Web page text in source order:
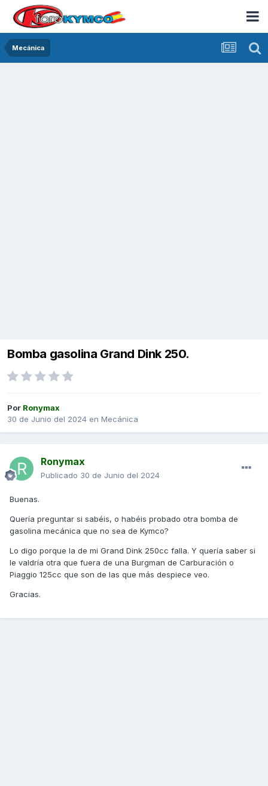
Mecánica
Bomba gasolina Grand Dink 250.
Por Ronymax
30 de Junio del 2024 en Mecánica
Ronymax
Publicado 30 de Junio del 2024
Buenas.
Quería preguntar si sabéis, o habéis probado otra bomba de
gasolina mecánica que no sea de Kymco?
Lo digo porque la de mi Grand Dink 250cc falla. Y quería saber si
le valdría otra que fuera de una Burgman de Carburación o
Piaggio 125cc que son de las que más despiece veo.
Gracias.